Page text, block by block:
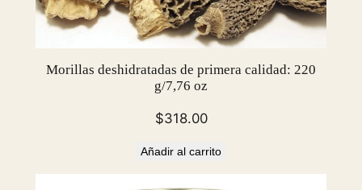
Morillas deshidratadas de primera calidad: 220
g/7,76 oz
$318.00
Añadir al carrito